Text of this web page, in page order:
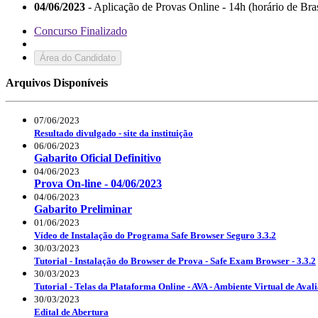
04/06/2023 - Aplicação de Provas Online - 14h (horário de
Concurso Finalizado
Área do Candidato
Arquivos Disponíveis
07/06/2023
Resultado divulgado - site da instituição
06/06/2023
Gabarito Oficial Definitivo
04/06/2023
Prova On-line - 04/06/2023
04/06/2023
Gabarito Preliminar
01/06/2023
Vídeo de Instalação do Programa Safe Browser Seguro 3.3.2
30/03/2023
Tutorial - Instalação do Browser de Prova - Safe Exam Browser - 3.3.2
30/03/2023
Tutorial - Telas da Plataforma Online - AVA - Ambiente Virtual de
30/03/2023
Edital de Abertura